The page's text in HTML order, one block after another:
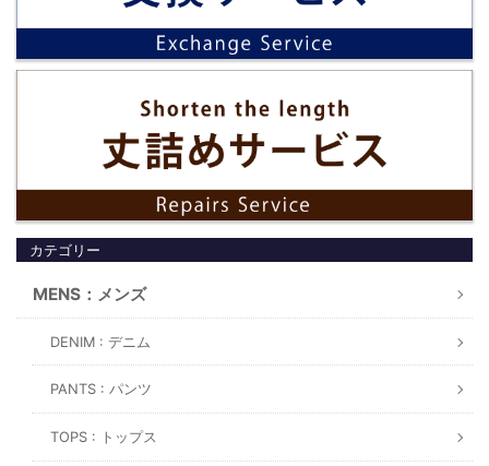
カテゴリー
MENS：メンズ
DENIM : デニム
PANTS : パンツ
TOPS : トップス